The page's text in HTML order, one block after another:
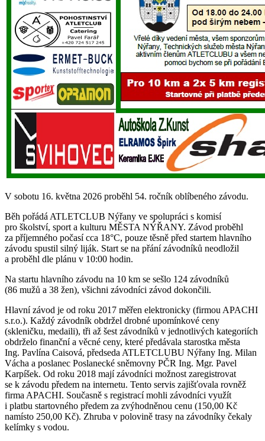
V sobotu 16. května 2026 proběhl 54. ročník oblíbeného závodu.
Běh pořádá ATLETCLUB Nýřany ve spolupráci s komisí
pro školství, sport a kulturu MĚSTA NÝŘANY. Závod proběhl
za příjemného počasí cca 18°C, pouze těsně před startem hlavního
závodu spustil silný liják. Start se na přání závodníků neodložil
a proběhl dle plánu v 10:00 hodin.
Na startu hlavního závodu na 10 km se sešlo 124 závodníků
(86 mužů a 38 žen), všichni závodníci závod dokončili.
Hlavní závod je od roku 2017 měřen elektronicky (firmou APACHI
s.r.o.). Každý závodník obdržel drobné upomínkové ceny
(skleničku, medaili), tři až šest závodníků v jednotlivých kategoriích
obdrželo finanční a věcné ceny, které předávala starostka města
Ing. Pavlína Caisová, předseda ATLETCLUBU Nýřany Ing. Milan
Vácha a poslanec Poslanecké sněmovny PČR Ing. Mgr. Pavel
Karpíšek. Od roku 2018 mají závodníci možnost zaregistrovat
se k závodu předem na internetu. Tento servis zajišťovala rovněž
firma APACHI. Současně s registrací mohli závodníci využít
i platbu startovného předem za zvýhodněnou cenu (150,00 Kč
namísto 250,00 Kč). Zhruba v polovině trasy na závodníky čekaly
kelímky s vodou.